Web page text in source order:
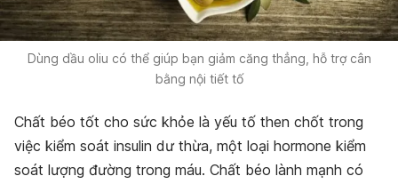
Dùng dầu oliu có thể giúp bạn giảm căng thẳng, hỗ trợ cân
bằng nội tiết tố
Chất béo tốt cho sức khỏe là yếu tố then chốt trong
việc kiểm soát insulin dư thừa, một loại hormone kiểm
soát lượng đường trong máu. Chất béo lành mạnh có